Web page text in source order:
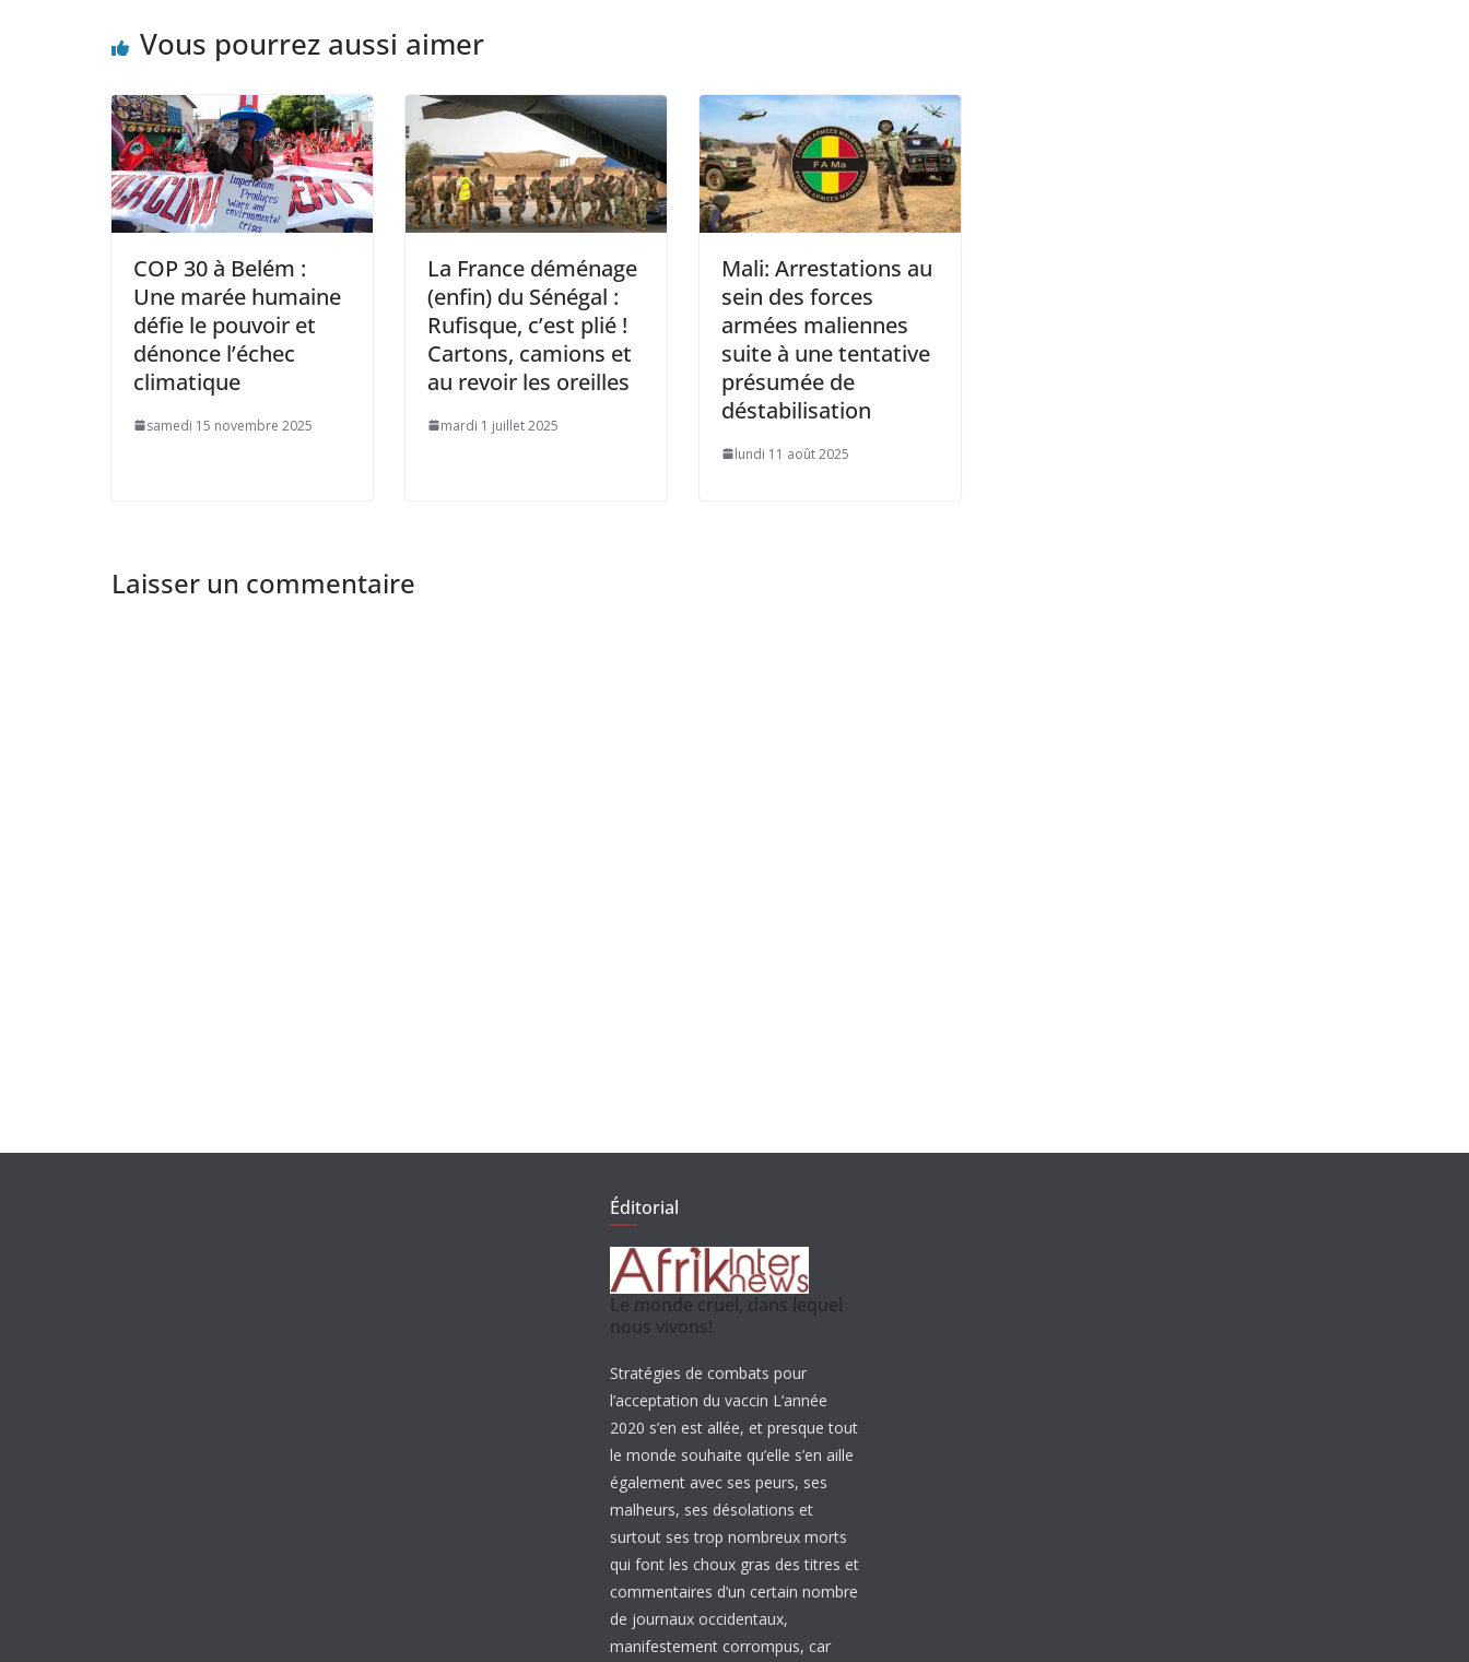
Vous pourrez aussi aimer
COP 30 à Belém :
Une marée humaine
défie le pouvoir et
dénonce l’échec
climatique
samedi 15 novembre 2025
La France déménage
(enfin) du Sénégal :
Rufisque, c’est plié !
Cartons, camions et
au revoir les oreilles
mardi 1 juillet 2025
Mali: Arrestations au
sein des forces
armées maliennes
suite à une tentative
présumée de
déstabilisation
lundi 11 août 2025
Laisser un commentaire
Éditorial
Le monde cruel, dans lequel
nous vivons!
Stratégies de combats pour
l’acceptation du vaccin L’année
2020 s’en est allée, et presque tout
le monde souhaite qu’elle s’en aille
également avec ses peurs, ses
malheurs, ses désolations et
surtout ses trop nombreux morts
qui font les choux gras des titres et
commentaires d’un certain nombre
de journaux occidentaux,
manifestement corrompus, car